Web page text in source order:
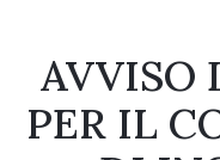
Rassegna
stampaAVVISO
PER IL